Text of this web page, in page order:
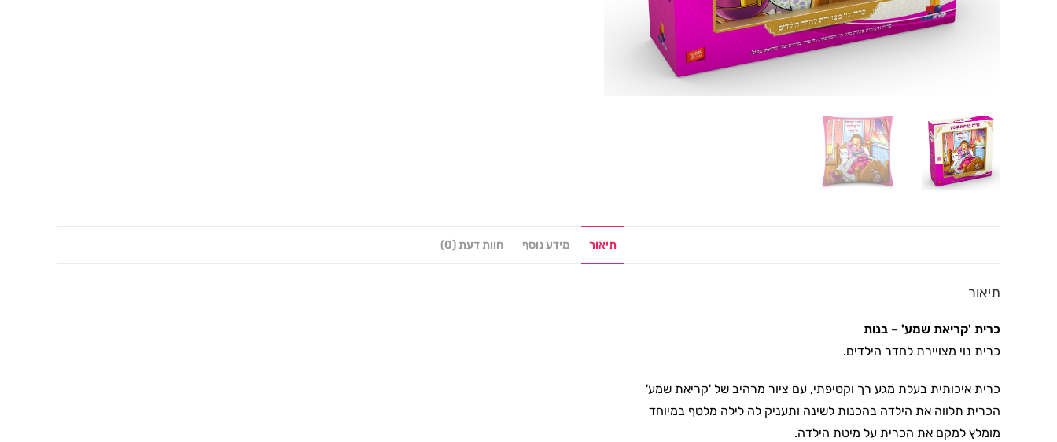
תיאור מידע נוסף חוות דעת (0)
תיאור
כרית 'קריאת שמע' – בנות
כרית נוי מצויירת לחדר הילדים.
כרית איכותית בעלת מגע רך וקטיפתי, עם ציור מרהיב של 'קריאת שמע'
הכרית תלווה את הילדה בהכנות לשינה ותעניק לה לילה מלטף במיוחד
מומלץ למקם את הכרית על מיטת הילדה.